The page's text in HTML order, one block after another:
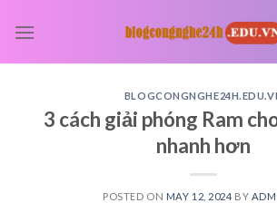
3 cách giải phóng Ram
nhanh hơn
POSTED ON MAY 12, 2024 BY